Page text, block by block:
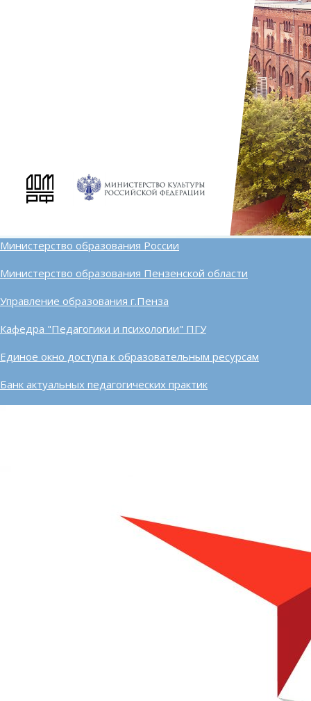
Министерство образования России
Министерство образования Пензенской области
Управление образования г.Пенза
Кафедра "Педагогики и психологии" ПГУ
Единое окно доступа к образовательным ресурсам
Банк актуальных педагогических практик